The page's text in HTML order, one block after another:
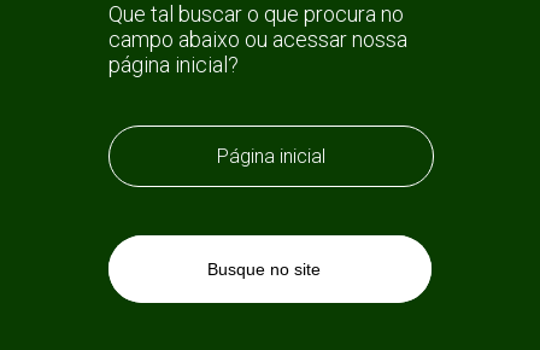
Que tal buscar o que procura no
campo abaixo ou acessar nossa
página inicial?
Página inicial